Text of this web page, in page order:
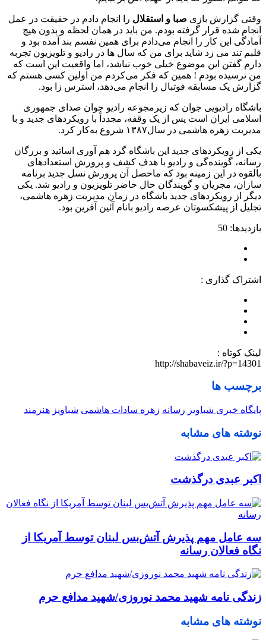
وقتی گزارش بازی صبا و استقلال را انجام دادم در حقیقت در عمل
انجام شده قرار گرفته بودم. من باید در همان لحظه و بدون هیچ
آمادگی این کار را انجام می‌دادم برای همین نفسم بند آمده بود و
قلبم تند می‌ زد شاید برای من که سال‌ ها در رادیو و تلویزیون تجربه
دارم گفتن این موضوع خیلی خوب نباشد، اما واقعیت این است که
من ترسیده بودم ! همین که فکر می‌کردم من اولین کسی هستم که
گزارش یک مسابقه فوتبال را انجام می‌دهد، استرس‌ زا بود.
باشگاه رادیویی جوان که زیرمجوعه رادیو جوان صدای جمهوری
اسلامی ایران است پس از یک وقفه، مجدداً با رویکردهای جدید و با
مدیریت زهره هاشمی در سال۱۳۸۷ شروع به‌کار کرد.
یکی از رویکردهای جدید این باشگاه گرد هم آوری اساتید و بزرگان
رسانه، گوینده‌گی و رادیو با هدف کشف و پرورش استعدادهای
بالقوه در این زمینه بود که ماحصل آن پرورش نسل جدید برنامه
سازان، مجریان و گویندگان حال حاضر تلویزیون و رادیو شد. یکی
دیگر از رویکردهای جدید باشگاه در زمان مدیریت زهره هاشمی،
تجلیل از پیشکسوتان عرصه رادیو بانام آئین آفرین بود.
بازدیدها: 50
اشتراک گذاری :
لینک کوتاه :
http://shabaveiz.ir/?p=14301
برچسب ها
پایگاه خبری شباویز رسانه زهره سادات هاشمی شباویز هنرمند
نوشته های مشابه
اکبر عبدی درگذشت
سه عامل مهم پذیرش آتش‌بس لبنان توسط آمریکا از
نگاه فعالان رسانه
زندگی نامه شهید محمد نوروزی/شهید مدافع حرم
نوشته های مشابه